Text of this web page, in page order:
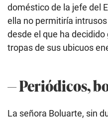
doméstico de la jefe del
ella no permitiría
desde el que ha
tropas de sus ubicuos
— Periódicos,
La señora Boluarte, sin